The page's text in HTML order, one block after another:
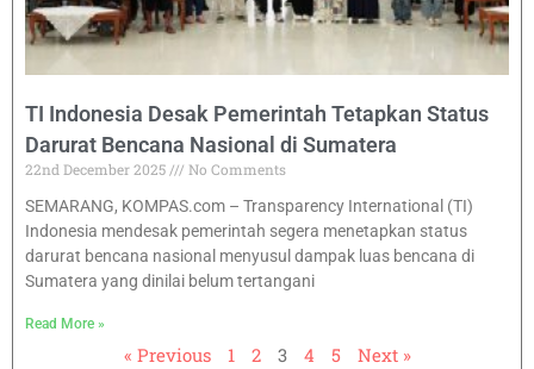
TI Indonesia Desak Pemerintah Tetapkan Status
Darurat Bencana Nasional di Sumatera
22nd December 2025
No Comments
SEMARANG, KOMPAS.com – Transparency International (TI)
Indonesia mendesak pemerintah segera menetapkan status
darurat bencana nasional menyusul dampak luas bencana di
Sumatera yang dinilai belum tertangani
Read More »
« Previous 1 2 3 4 5 Next »